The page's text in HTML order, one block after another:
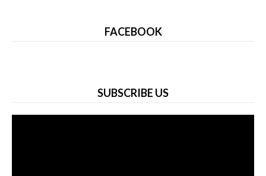
FACEBOOK
SUBSCRIBE US